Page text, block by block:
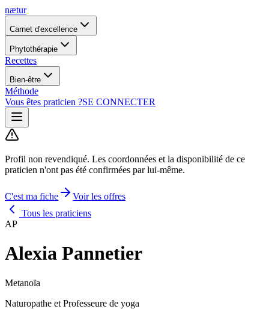
nætur
Carnet d'excellence
Phytothérapie
Recettes
Bien-être
Méthode
Vous êtes praticien ?SE CONNECTER
Profil non revendiqué. Les coordonnées et la disponibilité de ce
praticien n'ont pas été confirmées par lui-même.
C'est ma fiche
Voir les offres
Tous les praticiens
AP
Alexia Pannetier
Metanoïa
Naturopathe et Professeure de yoga